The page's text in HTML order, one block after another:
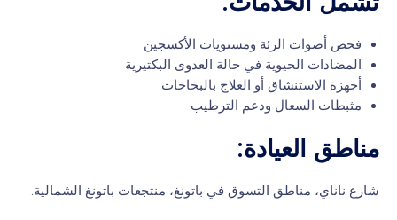
فحص أصوات الرئة ومستويات الأكسجين
المضادات الحيوية في حالة العدوى البكتيرية
أجهزة الاستنشاق أو العلاج بالبخاخات
مثبطات السعال ودعم الترطيب
مناطق العيادة:
شارع ناناي، مناطق التسوق في باتونغ، منتجعات باتونغ الشمالية.